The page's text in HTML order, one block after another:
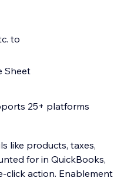
to
Sheet
25+ platforms
like products, taxes,
for in QuickBooks,
Enablement